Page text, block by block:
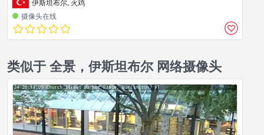
摄像头在线
类似于 全景，伊斯坦布尔 网络摄像头